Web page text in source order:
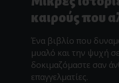
καιρούς που
Ένα βιβλίο που
μυαλό και την ψυχή
δοκιμαζόμαστε σαν
επαγγελματίες.